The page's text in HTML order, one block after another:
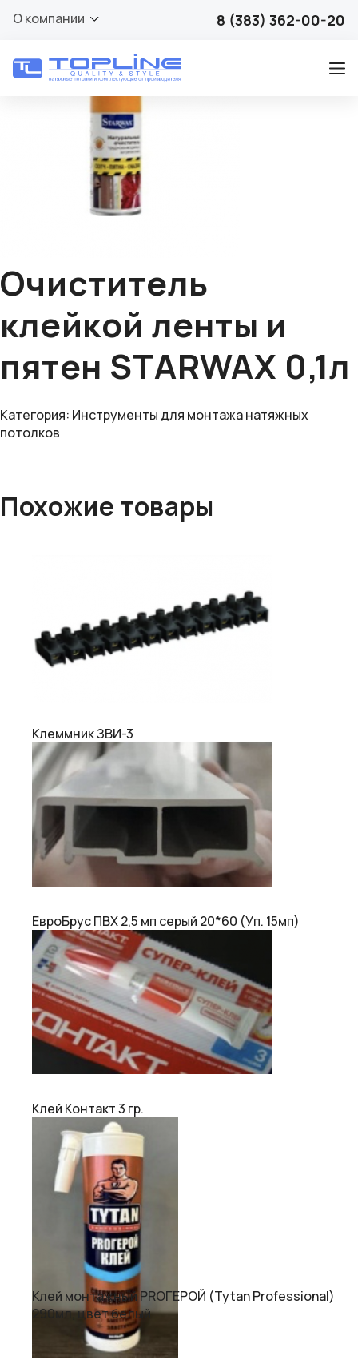
О компании 8 (383) 362-00-20
Очиститель
клейкой ленты и
пятен STARWAX 0,1л
Категория: Инструменты для монтажа натяжных
потолков
Похожие товары
Клеммник ЗВИ-3
ЕвроБрус ПВХ 2,5 мп серый 20*60 (Уп. 15мп)
Клей Контакт 3 гр.
Клей монтажный PROГЕРОЙ (Tytan Professional)
290мл, цвет белый